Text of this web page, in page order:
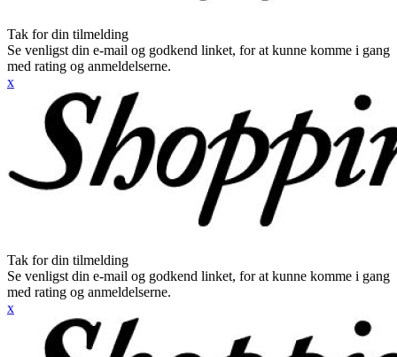
Tak for din tilmelding
Se venligst din e-mail og godkend linket, for at kunne komme i gang
med rating og anmeldelserne.
x
Tak for din tilmelding
Se venligst din e-mail og godkend linket, for at kunne komme i gang
med rating og anmeldelserne.
x